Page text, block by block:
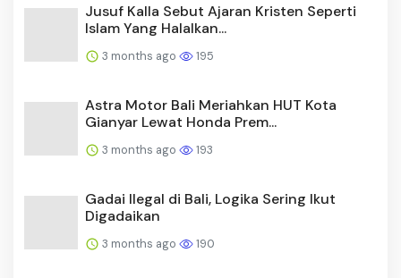
Jusuf Kalla Sebut Ajaran Kristen Seperti
Islam Yang Halalkan...
3 months ago 195
Astra Motor Bali Meriahkan HUT Kota
Gianyar Lewat Honda Prem...
3 months ago 193
Gadai Ilegal di Bali, Logika Sering Ikut
Digadaikan
3 months ago 190